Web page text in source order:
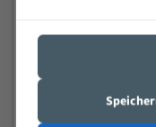
Nichteisenmetalle